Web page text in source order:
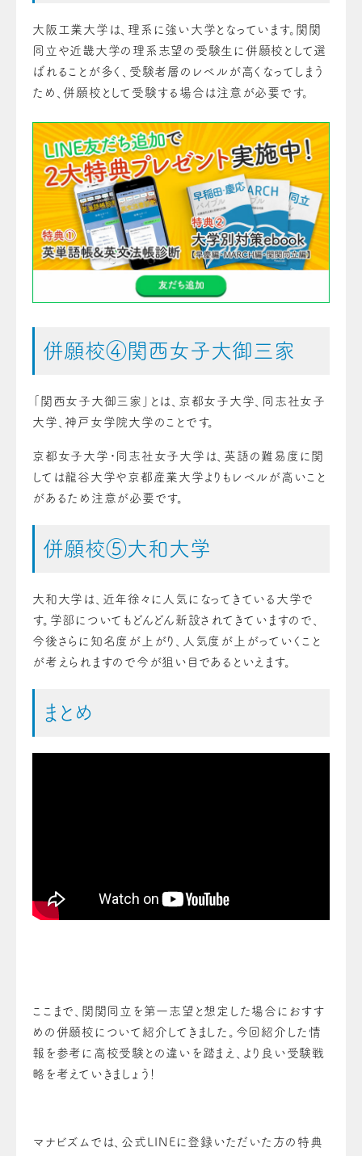
大阪工業大学は、理系に強い大学となっています。関関
同立や近畿大学の理系志望の受験生に併願校として選
ばれることが多く、受験者層のレベルが高くなってしまう
ため、併願校として受験する場合は注意が必要です。
併願校④関西女子大御三家
「関西女子大御三家」とは、京都女子大学、同志社女子
大学、神戸女学院大学のことです。
京都女子大学・同志社女子大学は、英語の難易度に関
しては龍谷大学や京都産業大学よりもレベルが高いこと
があるため注意が必要です。
併願校⑤大和大学
大和大学は、近年徐々に人気になってきている大学で
す。学部についてもどんどん新設されてきていますので、
今後さらに知名度が上がり、人気度が上がっていくこと
が考えられますので今が狙い目であるといえます。
まとめ
ここまで、関関同立を第一志望と想定した場合におすす
めの併願校について紹介してきました。今回紹介した情
報を参考に高校受験との違いを踏まえ、より良い受験戦
略を考えていきましょう！
マナビズムでは、公式LINEに登録いただいた方の特典